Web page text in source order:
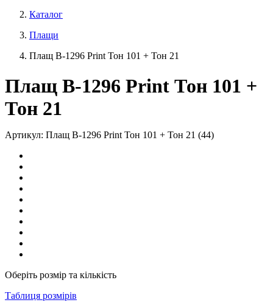
Каталог
Плащи
Плащ В-1296 Print Тон 101 + Тон 21
Плащ В-1296 Print Тон 101 +
Тон 21
Артикул: Плащ В-1296 Print Тон 101 + Тон 21 (44)
Оберіть розмір та кількість
Таблиця розмірів